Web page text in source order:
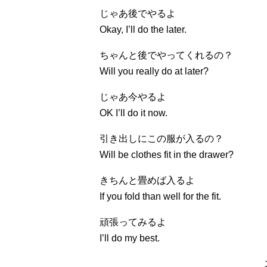
じゃあ後でやるよ
Okay, I’ll do the later.
ちゃんと後でやってくれるの？
Will you really do at later?
じゃあ今やるよ
OK I’ll do it now.
引き出しにこの服が入るの？
Will be clothes fit in the drawer?
きちんと畳めば入るよ
If you fold than well for the fit.
頑張ってみるよ
I’ll do my best.